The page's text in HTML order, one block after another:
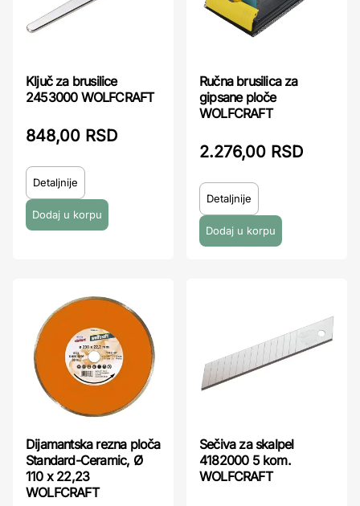
Ključ za brusilice
2453000 WOLFCRAFT
848,00 RSD
Detaljnije
Ručna brusilica za
gipsane ploče
WOLFCRAFT
2.276,00 RSD
Detaljnije
Dijamantska rezna ploča
Standard-Ceramic, Ø
110 x 22,23
WOLFCRAFT
Sečiva za skalpel
4182000 5 kom.
WOLFCRAFT